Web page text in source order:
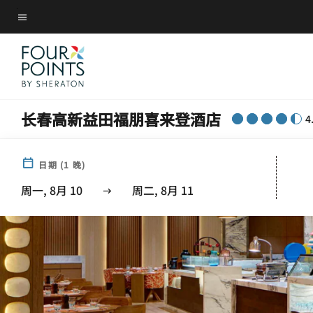
Skip
to
main
content
菜单文本
长春高新益田福朋喜来登酒店
日期 (1 晚)
周一, 8月 10 周二, 8月 11